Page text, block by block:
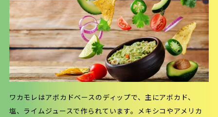
ワカモレはアボカドベースのディップで、主にアボカド、
塩、ライムジュースで作られています。メキシコやアメリカ